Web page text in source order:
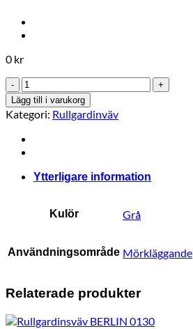
0 kr
Rullgardinsväv
Berlin
C
BO
5919
mängd
Lägg till i varukorg
Kategori: Rullgardinväv
Ytterligare information
Kulör Grå
Användningsområde Mörkläggande
Relaterade produkter